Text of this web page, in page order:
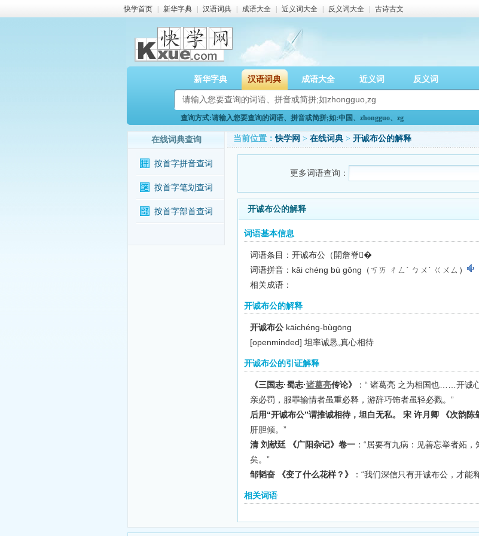
快学首页 新华字典 汉语词典 成语大全 近义词大全 反义词大全 古诗古文
新华字典 汉语词典 成语大全 近义词 反义词
查询方式:请输入您要查询的词语、拼音或简拼;如:中国、zhongguo、zg
在线词典查询
按首字拼音查词
按首字笔划查词
按首字部首查词
当前位置：快学网 > 在线词典 > 开诚布公的解释
更多词语查询：
开诚布公的解释
词语基本信息
词语条目：开诚布公（開詹脊�
词语拼音：kāi chéng bù gōng（ㄎㄞ ㄔㄥˊ ㄅㄨˋ ㄍㄨㄙ）
相关成语：
开诚布公的解释
开诚布公 kāichéng-bùgōng
[openminded] 坦率诚恳,真心相待
开诚布公的引证解释
《三国志·蜀志·诸葛亮传论》
：“ 诸葛亮 之为相国也……开诚
亲必罚，服罪输情者虽重必释，游辞巧饰者虽轻必戮。”
后用“开诚布公”谓推诚相待，坦白无私。 宋 许月卿 《次韵陈
肝胆倾。”
清 刘献廷 《广阳杂记》卷一：“居要有九病：见善忘举者妬
矣。”
邹韬奋 《变了什么花样？》
：“我们深信只有开诚布公，才能
相关词语